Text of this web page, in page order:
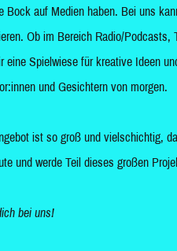
Bock auf Medien haben. Bei uns
Ob im Bereich Radio/
eine Spielwiese für kreative Ideen
und Gesichtern von morgen.
ist so groß und vielschichtig,
und werde Teil dieses großen
bei uns!